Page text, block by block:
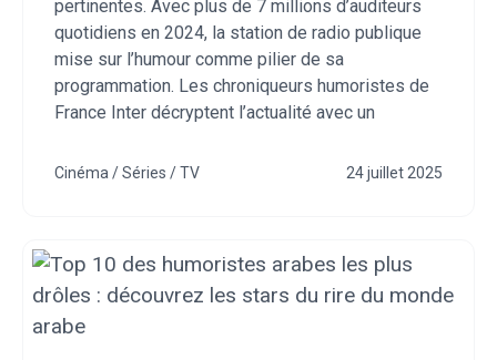
pertinentes. Avec plus de 7 millions d’auditeurs
quotidiens en 2024, la station de radio publique
mise sur l’humour comme pilier de sa
programmation. Les chroniqueurs humoristes de
France Inter décryptent l’actualité avec un
Cinéma / Séries / TV 24 juillet 2025